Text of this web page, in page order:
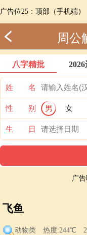
广告位25：顶部（手机端）
周公
八字精批
姓 名
性 别 男 女
生 日
广告
飞鱼
动物类 热度:244℃